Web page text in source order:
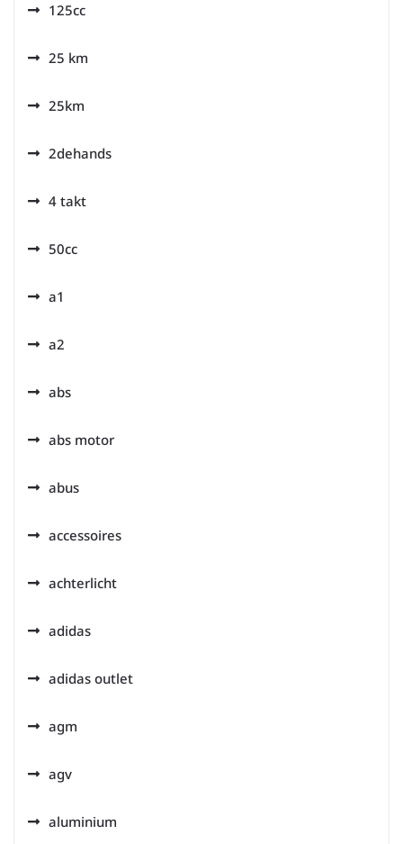
125cc
25 km
25km
2dehands
4 takt
50cc
a1
a2
abs
abs motor
abus
accessoires
achterlicht
adidas
adidas outlet
agm
agv
aluminium